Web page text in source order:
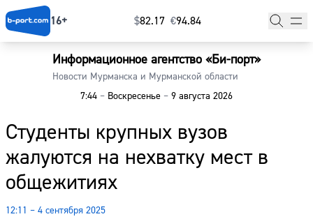
16+ $⁠82.17 €⁠94.84
Информационное агентство «Би-порт»
Новости Мурманска и Мурманской области
7:44 – Воскресенье – 9 августа 2026
Студенты крупных вузов
жалуются на нехватку мест в
общежитиях
12:11 – 4 сентября 2025
Главная
Наши гости
Фоторепортажи
Погода